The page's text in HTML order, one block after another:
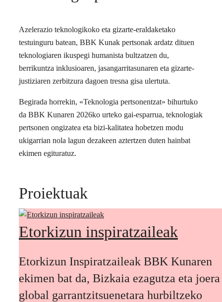
Azelerazio teknologikoko eta gizarte-eraldaketako
testuinguru batean, BBK Kunak pertsonak ardatz dituen
teknologiaren ikuspegi humanista bultzatzen du,
berrikuntza inklusioaren, jasangarritasunaren eta gizarte-
justiziaren zerbitzura dagoen tresna gisa ulertuta.
Begirada horrekin, «Teknologia pertsonentzat» bihurtuko
da BBK Kunaren 2026ko urteko gai-esparrua, teknologiak
pertsonen ongizatea eta bizi-kalitatea hobetzen modu
ukigarrian nola lagun dezakeen aztertzen duten hainbat
ekimen egituratuz.
Proiektuak
Etorkizun inspiratzaileak
Etorkizun Inspiratzaileak BBK Kunaren
ekimen bat da, Bizkaia ezagutza eta joera
global garrantzitsuenetara hurbiltzeko